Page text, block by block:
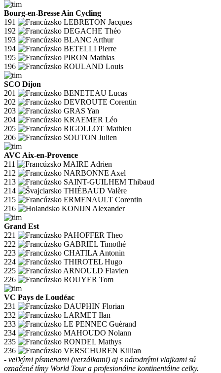
Bourg-en-Bresse Ain Cycling
191
LEBRETON Jacques
192
DEGACHE Théo
193
BLANC Arthur
194
BETELLI Pierre
195
PIRON Mathias
196
ROULAND Louis
SCO Dijon
201
BENETEAU Lucas
202
DEVROUTE Corentin
203
GRAS Yan
204
KRAEMER Léo
205
RIGOLLOT Mathieu
206
SOUTON Julien
AVC Aix-en-Provence
211
MAIRE Adrien
212
NARBONNE Axel
213
SAINT-GUILHEM Thibaud
214
THIÉBAUD Valère
215
ERMENAULT Corentin
216
KONIJN Alexander
Grand Est
221
PAHOFFER Theo
222
GABRIEL Timothé
223
CHATILA Antonin
224
THIROTEL Hugo
225
ARNOULD Flavien
226
ROUYER Tom
VC Pays de Loudéac
231
DAUPHIN Florian
232
LARMET Ilan
233
LE PENNEC Guèrand
234
MAHOUDO Nolann
235
RONDEL Mathys
236
VERSCHUREN Killian
- veľkými písmenami (verzálkami) aj s národnými vlajkami sú
označené tímy World Tour a profesionálne kontinentálne celky.